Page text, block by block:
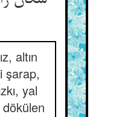
altın
şarap,
yal